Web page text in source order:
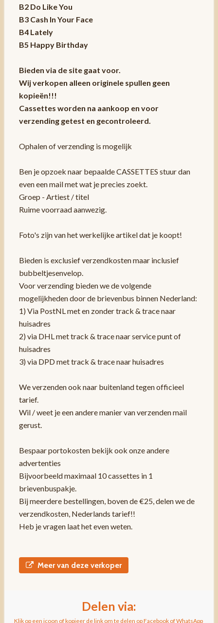
B2 Do Like You
B3 Cash In Your Face
B4 Lately
B5 Happy Birthday
Bieden via de site gaat voor.
Wij verkopen alleen originele spullen geen
kopieën!!!
Cassettes worden na aankoop en voor
verzending getest en gecontroleerd.
Ophalen of verzending is mogelijk
Ben je opzoek naar bepaalde CASSETTES stuur dan
even een mail met wat je precies zoekt.
Groep - Artiest / titel
Ruime voorraad aanwezig.
Foto's zijn van het werkelijke artikel dat je koopt!
Bieden is exclusief verzendkosten maar inclusief
bubbeltjesenvelop.
Voor verzending bieden we de volgende
mogelijkheden door de brievenbus binnen Nederland:
1) Via PostNL met en zonder track & trace naar
huisadres
2) via DHL met track & trace naar service punt of
huisadres
3) via DPD met track & trace naar huisadres
We verzenden ook naar buitenland tegen officieel
tarief.
Wil / weet je een andere manier van verzenden mail
gerust.
Bespaar portokosten bekijk ook onze andere
advertenties
Bijvoorbeeld maximaal 10 cassettes in 1
brievenbuspakje.
Bij meerdere bestellingen, boven de €25, delen we de
verzendkosten, Nederlands tarief!!
Heb je vragen laat het even weten.
Meer van deze verkoper
Delen via:
Klik op een icoon of kopieer de link om te delen op Facebook of WhatsApp